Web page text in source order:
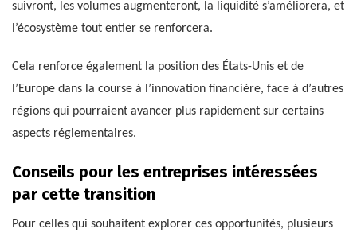
suivront, les volumes augmenteront, la liquidité s’améliorera, et
l’écosystème tout entier se renforcera.
Cela renforce également la position des États-Unis et de
l’Europe dans la course à l’innovation financière, face à d’autres
régions qui pourraient avancer plus rapidement sur certains
aspects réglementaires.
Conseils pour les entreprises intéressées
par cette transition
Pour celles qui souhaitent explorer ces opportunités, plusieurs